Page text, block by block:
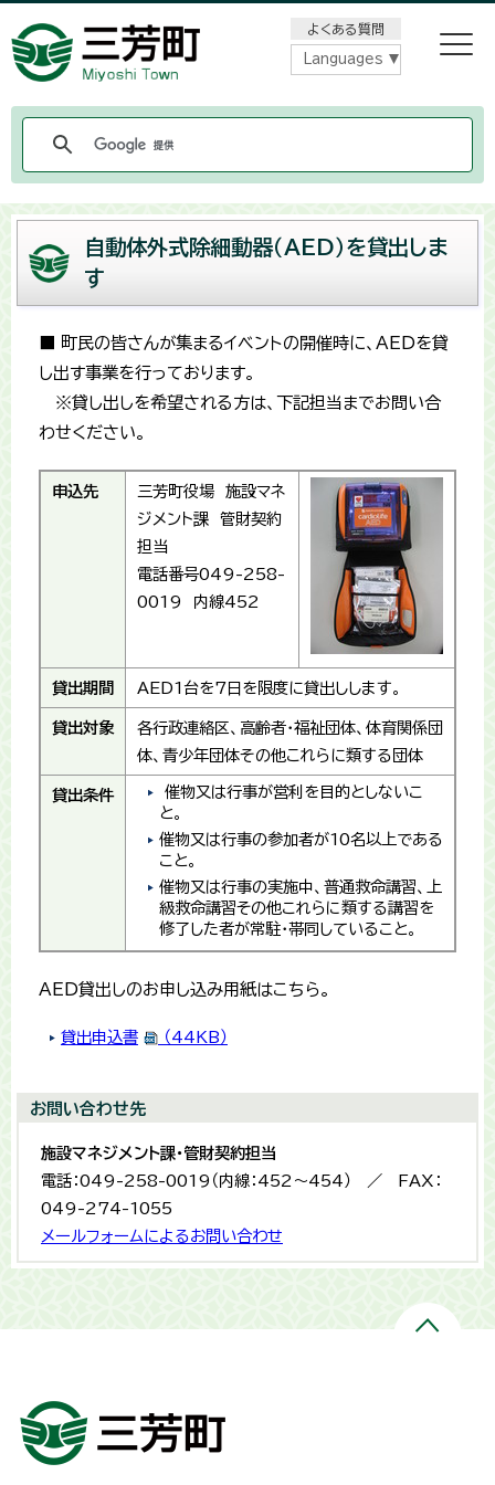
よくある質問
Languages
自動体外式除細動器（AED）を貸出しま
す
■ 町民の皆さんが集まるイベントの開催時に、AEDを貸
し出す事業を行っております。
※貸し出しを希望される方は、下記担当までお問い合
わせください。
申込先
三芳町役場 施設マネ
ジメント課 管財契約
担当
電話番号049-258-
0019 内線452
貸出期間 AED1台を7日を限度に貸出しします。
貸出対象
各行政連絡区、高齢者・福祉団体、体育関係団
体、青少年団体その他これらに類する団体
貸出条件
催物又は行事が営利を目的としないこ
と。
催物又は行事の参加者が10名以上である
こと。
催物又は行事の実施中、普通救命講習、上
級救命講習その他これらに類する講習を
修了した者が常駐・帯同していること。
AED貸出しのお申し込み用紙はこちら。
貸出申込書 （44KB）
お問い合わせ先
施設マネジメント課・管財契約担当
電話：049-258-0019（内線：452～454） ／ FAX：
049-274-1055
メールフォームによるお問い合わせ